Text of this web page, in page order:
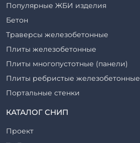
Популярные ЖБИ изделия
Бетон
Траверсы железобетонные
Плиты железобетонные
Плиты многопустотные (панели)
Плиты ребристые железобетонные
Портальные стенки
Прогоны железобетонные
Ригели железобетонные
КАТАЛОГ СНИП
Проект